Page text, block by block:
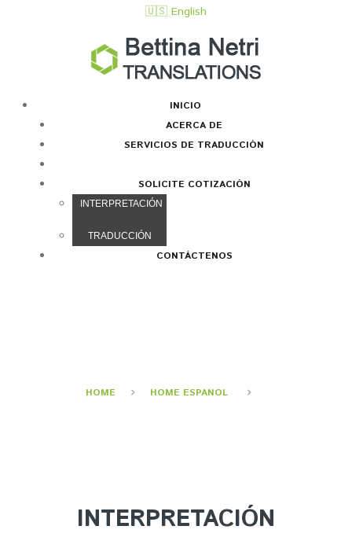
🇺🇸 English
INICIO
ACERCA DE
SERVICIOS DE TRADUCCIÓN
SOLICITE COTIZACIÓN
INTERPRETACIÓN
TRADUCCIÓN
CONTÁCTENOS
HOME
HOME ESPANOL
INTERPRETACIÓN